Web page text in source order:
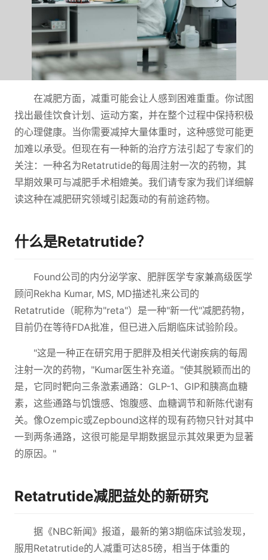
在减肥方面，减重可能会让人感到困难重重。你试图
找出最佳饮食计划、运动方案，并在整个过程中保持积极
的心理健康。当你需要减掉大量体重时，这种感觉可能更
加难以承受。但现在有一种新的治疗方法引起了专家们的
关注：一种名为Retatrutide的每周注射一次的药物，其
早期效果可与减肥手术相媲美。我们请专家为我们详细解
读这种在减肥研究领域引起轰动的有前途药物。
什么是Retatrutide？
Found公司的内分泌学家、肥胖医学专家兼高级医学
顾问Rekha Kumar, MS, MD描述礼来公司的
Retatrutide（昵称为"reta"）是一种"新一代"减肥药物，
目前仍在等待FDA批准，但已进入后期临床试验阶段。
"这是一种正在研究用于肥胖及相关代谢疾病的每周
注射一次的药物，"Kumar医生补充道。"使其脱颖而出的
是，它同时靶向三条激素通路：GLP-1、GIP和胰高血糖
素，这些通路与饥饿感、饱腹感、血糖调节和新陈代谢有
关。像Ozempic或Zepbound这样的现有药物只针对其中
一到两条通路，这很可能是早期数据显示其效果更为显著
的原因。"
Retatrutide减肥益处的新研究
据《NBC新闻》报道，最新的第3期临床试验发现，
服用Retatrutide的人减重可达85磅，相当于体重的